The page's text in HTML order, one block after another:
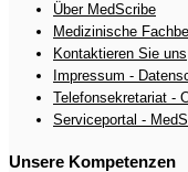
Über MedScribe
Medizinische
Kontaktieren Sie uns
Impressum -
Telefonsekretariat -
Serviceportal -
Unsere Kompetenzen